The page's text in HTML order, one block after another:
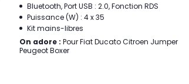
Bluetooth, Port USB : 2.0, Fonction RDS
Puissance (W) : 4 x 35
Kit mains-libres
On adore : Pour Fiat Ducato Citroen Jumper
Peugeot Boxer